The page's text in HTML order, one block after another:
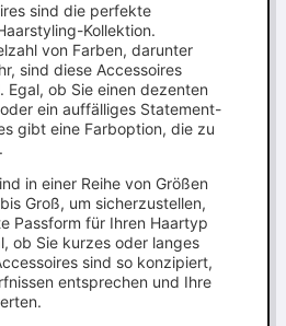
sind die perfekte
Kollektion.
von Farben, darunter
sind diese Accessoires
Egal, ob Sie einen dezenten
ein auffälliges Statement-
gibt eine Farboption, die zu
in einer Reihe von Größen
Groß, um sicherzustellen,
Passform für Ihren Haartyp
ob Sie kurzes oder langes
sind so konzipiert,
entsprechen und Ihre